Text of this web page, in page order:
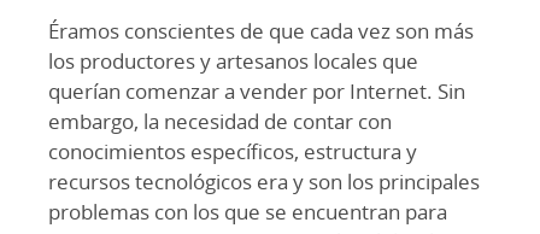
Éramos conscientes de que cada vez son más
los productores y artesanos locales que
querían comenzar a vender por Internet. Sin
embargo, la necesidad de contar con
conocimientos específicos, estructura y
recursos tecnológicos era y son los principales
problemas con los que se encuentran para